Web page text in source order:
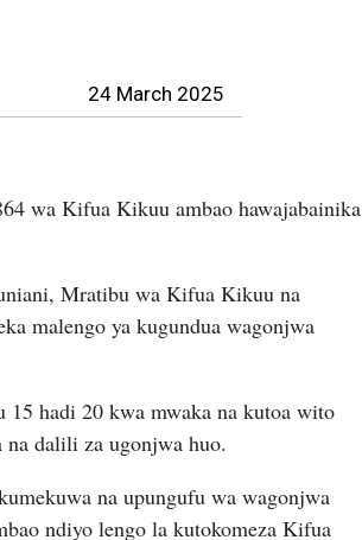
24 March 2025
wa Kifua Kikuu ambao hawajabainika
Mratibu wa Kifua Kikuu na
malengo ya kugundua wagonjwa
15 hadi 20 kwa mwaka na kutoa wito
dalili za ugonjwa huo.
na upungufu wa wagonjwa
ndiyo lengo la kutokomeza Kifua